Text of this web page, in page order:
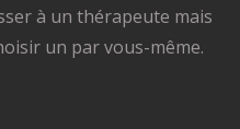
à un thérapeute mais
un par vous-même.